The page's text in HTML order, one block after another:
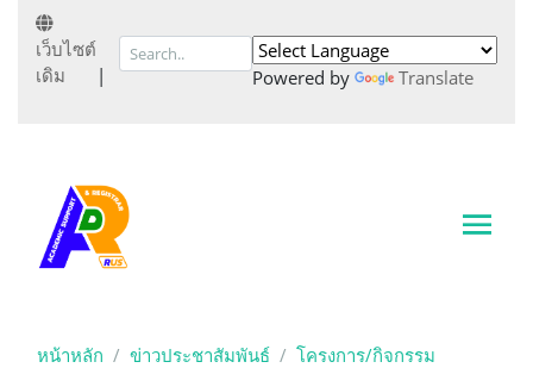
เว็บไซต์
เดิม
| Powered by Translate
หน้าหลัก ข่าวประชาสัมพันธ์
โครงการ/กิจกรรม